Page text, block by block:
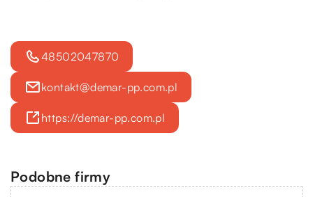
48502047870
kontakt@demar-pp.com.pl
https://demar-pp.com.pl
Podobne firmy